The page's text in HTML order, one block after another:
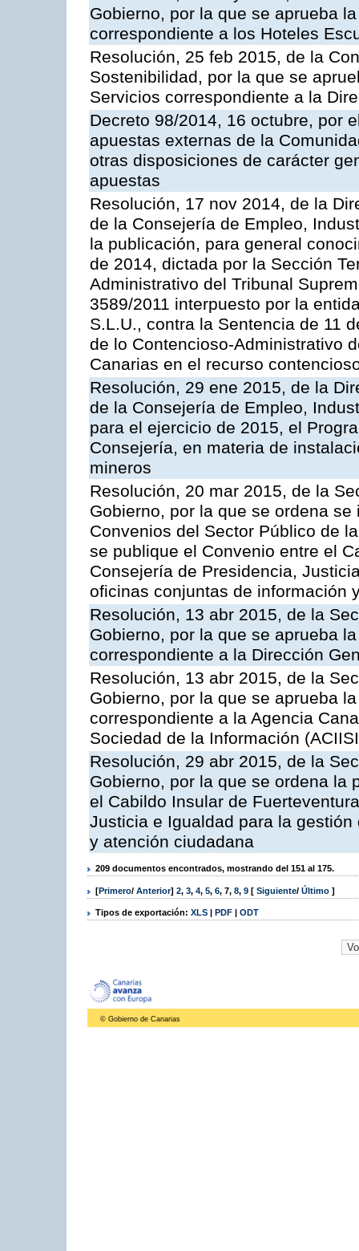
Gobierno, por la que se aprueba
correspondiente a los Hoteles
Resolución, 25 feb 2015, de la
Sostenibilidad, por la que se
Servicios correspondiente a la
Decreto 98/2014, 16 octubre, por
apuestas externas de la
otras disposiciones de carácter
apuestas
Resolución, 17 nov 2014, de la
de la Consejería de Empleo,
la publicación, para general
de 2014, dictada por la Sección
Administrativo del Tribunal
3589/2011 interpuesto por la
S.L.U., contra la Sentencia de 11
de lo Contencioso-Administrativo
Canarias en el recurso
Resolución, 29 ene 2015, de la
de la Consejería de Empleo,
para el ejercicio de 2015, el
Consejería, en materia de
mineros
Resolución, 20 mar 2015, de la
Gobierno, por la que se ordena
Convenios del Sector Público de
se publique el Convenio entre el
Consejería de Presidencia,
oficinas conjuntas de información
Resolución, 13 abr 2015, de la
Gobierno, por la que se aprueba
correspondiente a la Dirección
Resolución, 13 abr 2015, de la
Gobierno, por la que se aprueba
correspondiente a la Agencia
Sociedad de la Información
Resolución, 29 abr 2015, de la
Gobierno, por la que se ordena la
el Cabildo Insular de
Justicia e Igualdad para la
y atención ciudadana
209 documentos encontrados, mostrando del 151 al 175.
[Primero/ Anterior] 2, 3, 4, 5, 6, 7, 8, 9 [ Siguiente/ Último ]
Tipos de exportación: XLS | PDF | ODT
© Gobierno de Canarias